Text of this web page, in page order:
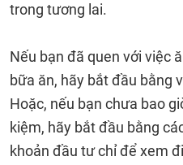
trong tương lai.
Nếu bạn đã quen với việc
bữa ăn, hãy bắt đầu bằng
Hoặc, nếu bạn chưa bao
kiệm, hãy bắt đầu bằng
khoản đầu tư chỉ để xem